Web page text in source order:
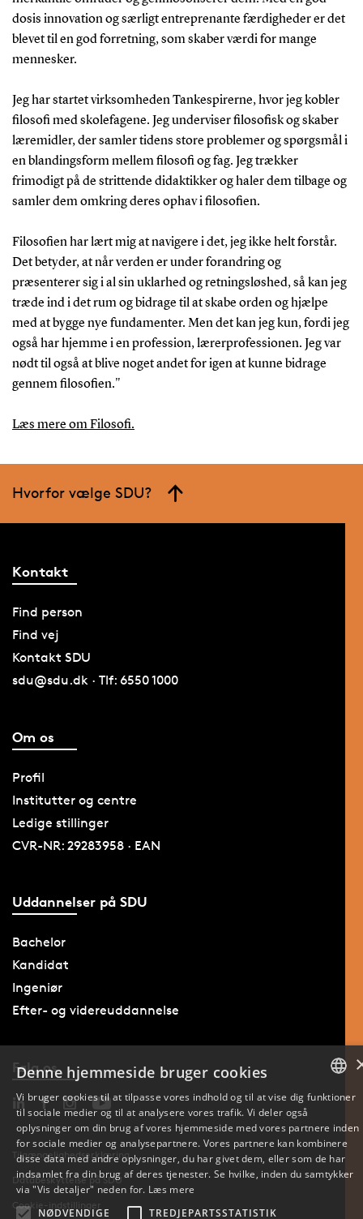
dosis innovation og særligt entreprenante færdigheder er det
blevet til en god forretning, som skaber værdi for mange
mennesker.
Jeg har startet virksomheden Tankespirerne, hvor jeg kobler
filosofi med skolefagene. Jeg underviser filosofisk og skaber
læremidler, der samler tidens store problemer og spørgsmål i
en blandingsform mellem filosofi og fag. Jeg trækker
frimodigt på de strittende didaktikker og haler dem tilbage og
samler dem omkring deres ophav i filosofien.
Filosofien har lært mig at navigere i det, jeg ikke helt forstår.
Det betyder, at når verden er under forandring og
præsenterer sig i al sin uklarhed og retningsløshed, så kan jeg
træde ind i det rum og bidrage til at skabe orden og hjælpe
med at bygge nye fundamenter. Men det kan jeg kun, fordi jeg
også har hjemme i en profession, lærerprofessionen. Jeg var
nødt til også at blive noget andet for igen at kunne bidrage
gennem filosofien."
Læs mere om Filosofi.
Hvorfor vælge SDU?
Kontakt
Find person
Find vej
Kontakt SDU
sdu@sdu.dk · Tlf: 6550 1000
Om os
Profil
Institutter og centre
Ledige stillinger
CVR-NR: 29283958 · EAN
Uddannelser på SDU
Bachelor
Kandidat
Ingeniør
Efter- og videreuddannelse
Følg os
Tilgængelighedserklæring
Databeskyttelse på SDU
Cookie-indstillinger
ENGLISH
Denne hjemmeside bruger cookies
Vi bruger cookies til at tilpasse vores indhold og til at vise dig funktioner
til sociale medier og til at analysere vores trafik. Vi deler også
oplysninger om din brug af vores hjemmeside med vores partnere inden
for sociale medier og analysepartnere. Vores partnere kan kombinere
disse data med andre oplysninger, du har givet dem, eller som de har
indsamlet fra din brug af deres tjenester. Se hvilke, inden du samtykker
via "Vis detaljer" neden for. Læs mere
NØDVENDIGE
TREDJEPARTSSTATISTIK